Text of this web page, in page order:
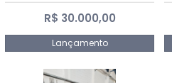
R$ 30.000,00
Lançamento